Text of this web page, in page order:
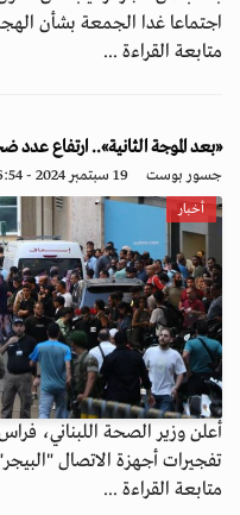
اجتماعا غدا الجمعة بشأن
متابعة القراءة ...
«بعد الموجة الثانية».. ارتفاع عدد
جسور بوست 19 سبتمبر 2024 - 16:54
أخبار
أعلن وزير الصحة اللبناني،
تفجيرات أجهزة الاتصال "البيجر" إلى 32 قتيلاً خلال
متابعة القراءة ...